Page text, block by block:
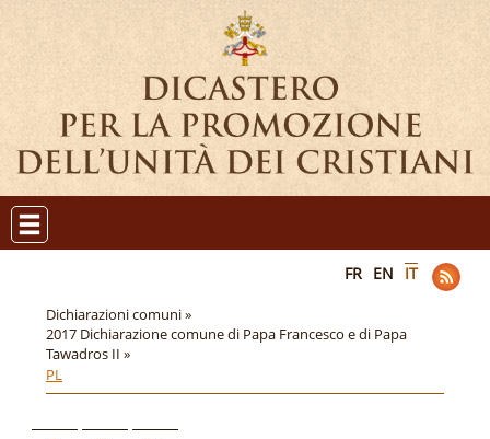
FR EN IT
Dichiarazioni comuni »
2017 Dichiarazione comune di Papa Francesco e di Papa
Tawadros II »
PL